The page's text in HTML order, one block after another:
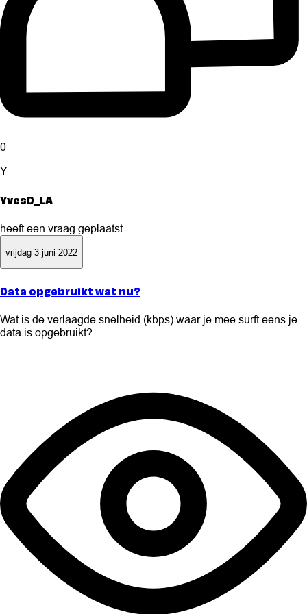
0
Y
YvesD_LA
heeft een vraag geplaatst
vrijdag 3 juni 2022
Data opgebruikt wat nu?
Wat is de verlaagde snelheid (kbps) waar je mee surft eens je
data is opgebruikt?